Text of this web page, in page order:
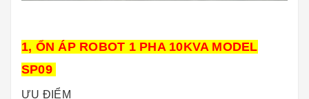
1, ỔN ÁP ROBOT 1 PHA 10KVA MODEL
SP09
ƯU ĐIỂM